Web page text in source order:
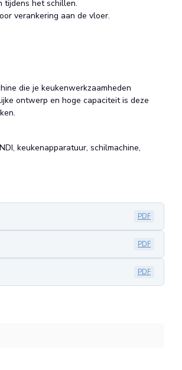
tijdens het schillen.
verankering aan de vloer.
die je keukenwerkzaamheden
ontwerp en hoge capaciteit is deze
keukenapparatuur, schilmachine,
PDF
PDF
PDF